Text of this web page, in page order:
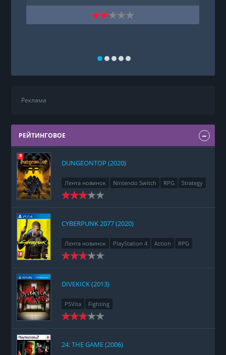
Реклама
РЕЙТИНГОВОЕ
DUNGEONTOP (2020)
Лента новинок Nintendo Switch RPG Strategy
CYBERPUNK 2077 (2020)
Лента новинок PlayStation 4 Action
RPG
Racing
Adventure
DIVEKICK (2013)
PSVita Fighting
24: THE GAME (2006)